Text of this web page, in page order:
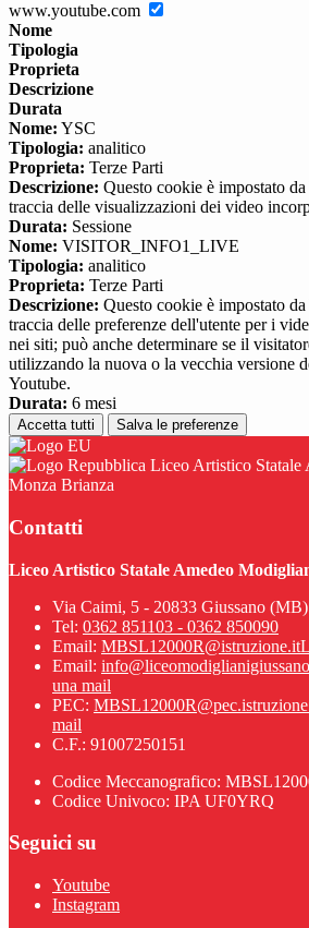
www.youtube.com
Nome
Tipologia
Proprieta
Descrizione
Durata
Nome: YSC
Tipologia: analitico
Proprieta: Terze Parti
Descrizione: Questo cookie è impostato
traccia delle visualizzazioni dei video
Durata: Sessione
Nome: VISITOR_INFO1_LIVE
Tipologia: analitico
Proprieta: Terze Parti
Descrizione: Questo cookie è impostato
traccia delle preferenze dell'utente per i
nei siti; può anche determinare se il
utilizzando la nuova o la vecchia versione
Youtube.
Durata: 6 mesi
Accetta tutti Salva le preferenze
Liceo Artistico Statale
Monza Brianza
Contatti
Liceo Artistico Statale Amedeo
Via Caimi, 5 - 20833 Giussano (MB)
Tel: 0362 851103 - 0362 850090
Email: MBSL12000R@istruzione.it
Email:
una mail
PEC:
mail
C.F.: 91007250151
Codice Meccanografico:
Codice Univoco: IPA UF0YRQ
Seguici su
Youtube
Instagram